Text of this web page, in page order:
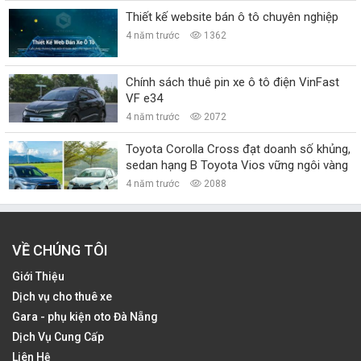
Thiết kế website bán ô tô chuyên nghiệp
4 năm trước 1362
Chính sách thuê pin xe ô tô điện VinFast
VF e34
4 năm trước 2072
Toyota Corolla Cross đạt doanh số khủng,
sedan hạng B Toyota Vios vững ngôi vàng
4 năm trước 2088
VỀ CHÚNG TÔI
Giới Thiệu
Dịch vụ cho thuê xe
Gara - phụ kiện oto Đà Nẵng
Dịch Vụ Cung Cấp
Liên Hệ